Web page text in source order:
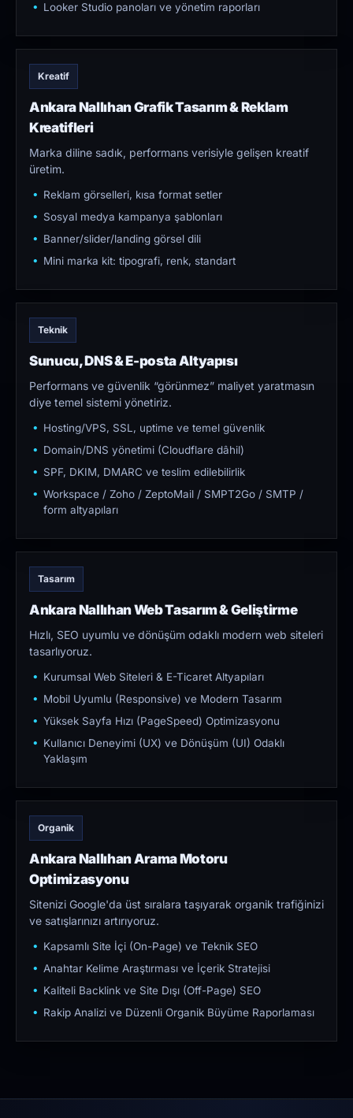
Looker Studio panoları ve yönetim raporları
Kreatif
Ankara Nallıhan Grafik Tasarım & Reklam
Kreatifleri
Marka diline sadık, performans verisiyle gelişen kreatif
üretim.
Reklam görselleri, kısa format setler
Sosyal medya kampanya şablonları
Banner/slider/landing görsel dili
Mini marka kit: tipografi, renk, standart
Teknik
Sunucu, DNS & E-posta Altyapısı
Performans ve güvenlik “görünmez” maliyet yaratmasın
diye temel sistemi yönetiriz.
Hosting/VPS, SSL, uptime ve temel güvenlik
Domain/DNS yönetimi (Cloudflare dâhil)
SPF, DKIM, DMARC ve teslim edilebilirlik
Workspace / Zoho / ZeptoMail / SMPT2Go / SMTP /
form altyapıları
Tasarım
Ankara Nallıhan Web Tasarım & Geliştirme
Hızlı, SEO uyumlu ve dönüşüm odaklı modern web siteleri
tasarlıyoruz.
Kurumsal Web Siteleri & E-Ticaret Altyapıları
Mobil Uyumlu (Responsive) ve Modern Tasarım
Yüksek Sayfa Hızı (PageSpeed) Optimizasyonu
Kullanıcı Deneyimi (UX) ve Dönüşüm (UI) Odaklı
Yaklaşım
Organik
Ankara Nallıhan Arama Motoru
Optimizasyonu
Sitenizi Google'da üst sıralara taşıyarak organik trafiğinizi
ve satışlarınızı artırıyoruz.
Kapsamlı Site İçi (On-Page) ve Teknik SEO
Anahtar Kelime Araştırması ve İçerik Stratejisi
Kaliteli Backlink ve Site Dışı (Off-Page) SEO
Rakip Analizi ve Düzenli Organik Büyüme Raporlaması